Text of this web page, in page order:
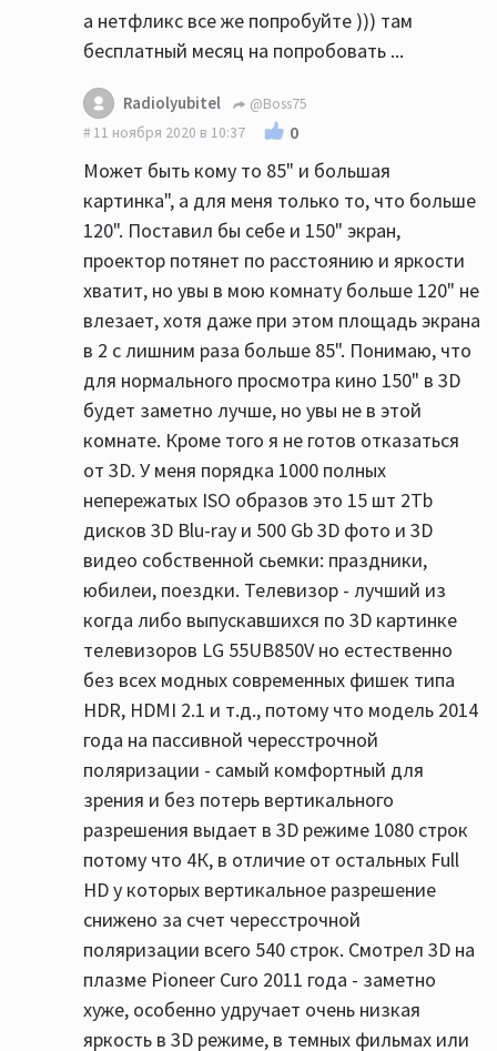
а нетфликс все же попробуйте ))) там
бесплатный месяц на попробовать ...
Radiolyubitel
@Boss75
11 ноября 2020 в 10:37
0
Может быть кому то 85" и большая
картинка", а для меня только то, что больше
120". Поставил бы себе и 150" экран,
проектор потянет по расстоянию и яркости
хватит, но увы в мою комнату больше 120" не
влезает, хотя даже при этом площадь экрана
в 2 с лишним раза больше 85". Понимаю, что
для нормального просмотра кино 150" в 3D
будет заметно лучше, но увы не в этой
комнате. Кроме того я не готов отказаться
от 3D. У меня порядка 1000 полных
непережатых ISO образов это 15 шт 2Tb
дисков 3D Blu-ray и 500 Gb 3D фото и 3D
видео собственной сьемки: праздники,
юбилеи, поездки. Телевизор - лучший из
когда либо выпускавшихся по 3D картинке
телевизоров LG 55UB850V но естественно
без всех модных современных фишек типа
HDR, HDMI 2.1 и т.д., потому что модель 2014
года на пассивной чересстрочной
поляризации - самый комфортный для
зрения и без потерь вертикального
разрешения выдает в 3D режиме 1080 строк
потому что 4К, в отличие от остальных Full
HD у которых вертикальное разрешение
снижено за счет чересстрочной
поляризации всего 540 строк. Смотрел 3D на
плазме Pioneer Curo 2011 года - заметно
хуже, особенно удручает очень низкая
яркость в 3D режиме, в темных фильмах или